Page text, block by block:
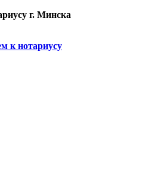
г. Минска
к нотариусу